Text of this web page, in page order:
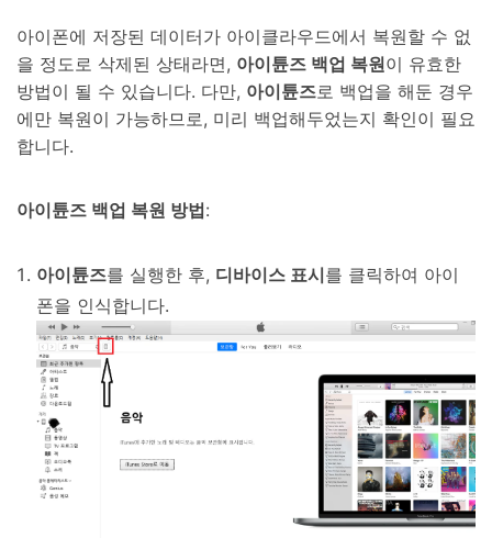
아이폰에 저장된 데이터가 아이클라우드에서 복원할 수 없
을 정도로 삭제된 상태라면, 아이튠즈 백업 복원이 유효한
방법이 될 수 있습니다. 다만, 아이튠즈로 백업을 해둔 경우
에만 복원이 가능하므로, 미리 백업해두었는지 확인이 필요
합니다.
아이튠즈 백업 복원 방법:
아이튠즈를 실행한 후, 디바이스 표시를 클릭하여 아이
폰을 인식합니다.